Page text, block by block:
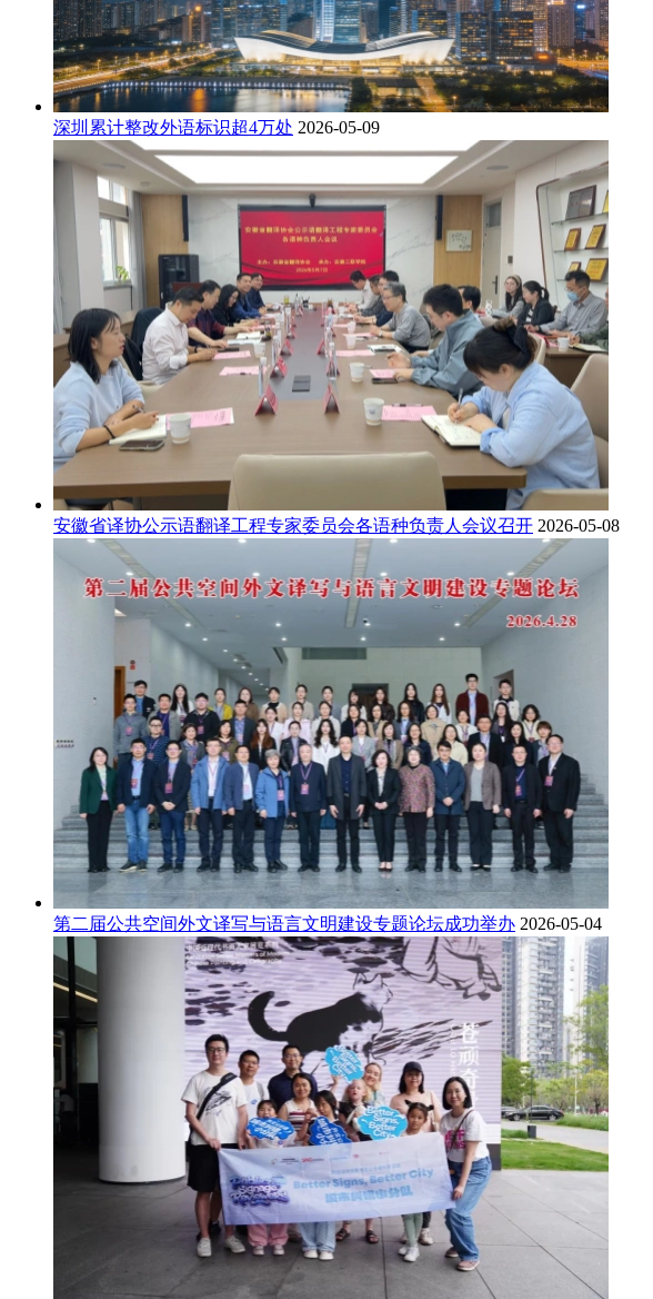
深圳累计整改外语标识超4万处 2026-05-09
安徽省译协公示语翻译工程专家委员会各语种负责人会议召开 2026-05-08
第二届公共空间外文译写与语言文明建设专题论坛成功举办 2026-05-04